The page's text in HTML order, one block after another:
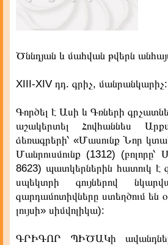
Ծննդյան և մահվան թվերն
XIII-XIV դդ. գրիչ, մանրանկարիչ:
Գործել է Ասի և Գռների
աշակերտել Հովհաննես
ձեռագրերի՝ «Մասունք Նոր
Մանրուսմունք (1312)
8623) պատկերներին հատուկ է
սպեկտրի գույներով
զարդամոտիվները ստեղծում
լույսի» սիմվոլիկա):
ԳՐԻԳՈՐ ՊԻԾԱԿի